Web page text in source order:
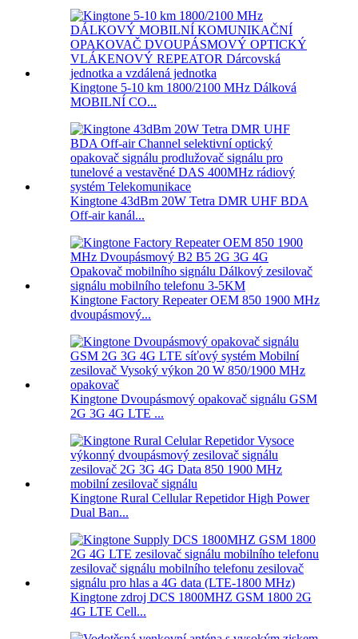
Kingtone 5-10 km 1800/2100 MHz Dálková
MOBILNÍ CO...
Kingtone 43dBm 20W Tetra DMR UHF BDA
Off-air kanál...
Kingtone Factory Repeater OEM 850 1900 MHz
dvoupásmový...
Kingtone Dvoupásmový opakovač signálu GSM
2G 3G 4G LTE ...
Kingtone Rural Cellular Repetidor High Power
Dual Ban...
Kingtone zdroj DCS 1800MHZ GSM 1800 2G
4G LTE Cell...